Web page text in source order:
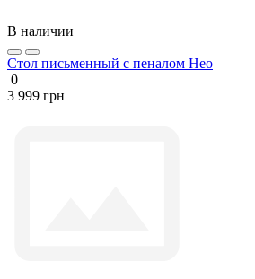
В наличии
Стол письменный с пеналом Нео
0
3 999 грн